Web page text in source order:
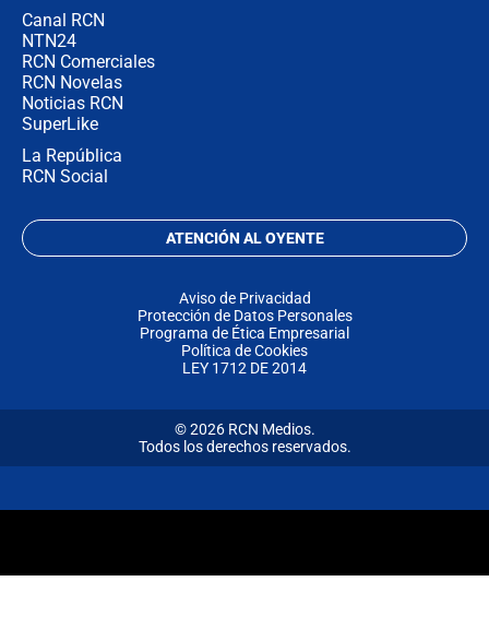
Canal RCN
NTN24
RCN Comerciales
RCN Novelas
Noticias RCN
SuperLike
La República
RCN Social
ATENCIÓN AL OYENTE
Aviso de Privacidad
Protección de Datos Personales
Programa de Ética Empresarial
Política de Cookies
LEY 1712 DE 2014
© 2026 RCN Medios.
Todos los derechos reservados.